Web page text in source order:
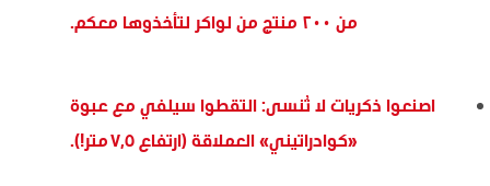
من ٢٠٠ منتج من لواكر لتأخذوها معكم.
اصنعوا ذكريات لا تُنسى: التقطوا سيلفي مع عبوة
«كوادراتيني» العملاقة (ارتفاع ٧٫٥ متر!).